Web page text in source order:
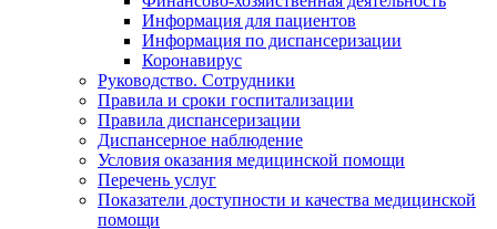
Информация для пациентов
Информация по диспансеризации
Коронавирус
Руководство. Сотрудники
Правила и сроки госпитализации
Правила диспансеризации
Диспансерное наблюдение
Условия оказания медицинской помощи
Перечень услуг
Показатели доступности и качества медицинской
помощи